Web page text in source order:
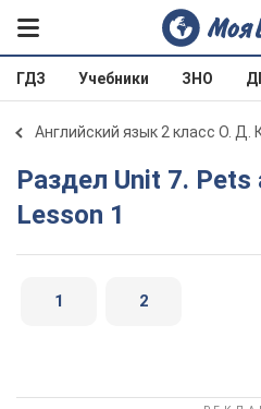
ГДЗ Учебники ЗНО
Английский язык 2 класс О. Д.
Раздел Unit 7. Pets and Aninals.
Lesson 1
1 2